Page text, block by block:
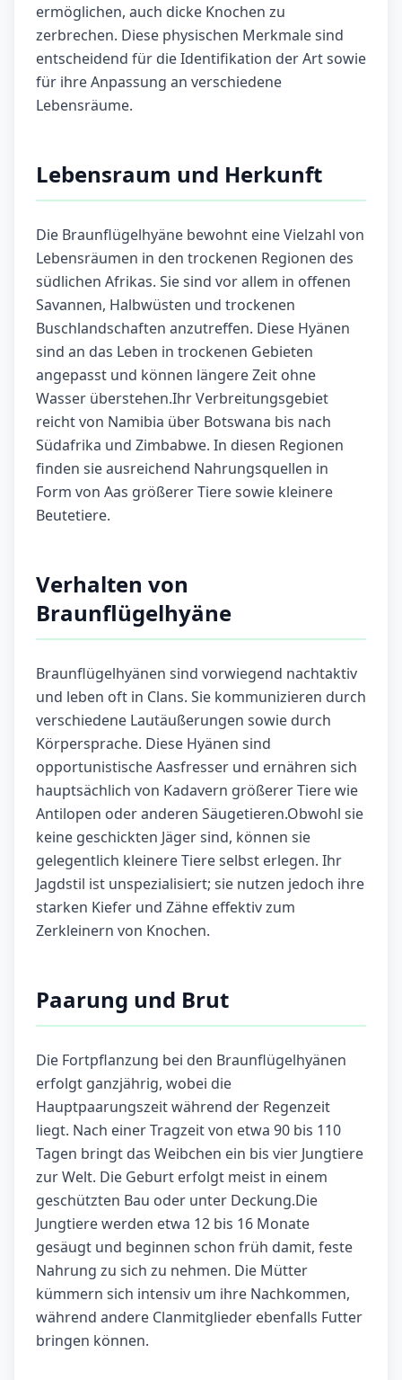
ermöglichen, auch dicke Knochen zu
zerbrechen. Diese physischen Merkmale sind
entscheidend für die Identifikation der Art sowie
für ihre Anpassung an verschiedene
Lebensräume.
Lebensraum und Herkunft
Die Braunflügelhyäne bewohnt eine Vielzahl von
Lebensräumen in den trockenen Regionen des
südlichen Afrikas. Sie sind vor allem in offenen
Savannen, Halbwüsten und trockenen
Buschlandschaften anzutreffen. Diese Hyänen
sind an das Leben in trockenen Gebieten
angepasst und können längere Zeit ohne
Wasser überstehen.Ihr Verbreitungsgebiet
reicht von Namibia über Botswana bis nach
Südafrika und Zimbabwe. In diesen Regionen
finden sie ausreichend Nahrungsquellen in
Form von Aas größerer Tiere sowie kleinere
Beutetiere.
Verhalten von
Braunflügelhyäne
Braunflügelhyänen sind vorwiegend nachtaktiv
und leben oft in Clans. Sie kommunizieren durch
verschiedene Lautäußerungen sowie durch
Körpersprache. Diese Hyänen sind
opportunistische Aasfresser und ernähren sich
hauptsächlich von Kadavern größerer Tiere wie
Antilopen oder anderen Säugetieren.Obwohl sie
keine geschickten Jäger sind, können sie
gelegentlich kleinere Tiere selbst erlegen. Ihr
Jagdstil ist unspezialisiert; sie nutzen jedoch ihre
starken Kiefer und Zähne effektiv zum
Zerkleinern von Knochen.
Paarung und Brut
Die Fortpflanzung bei den Braunflügelhyänen
erfolgt ganzjährig, wobei die
Hauptpaarungszeit während der Regenzeit
liegt. Nach einer Tragzeit von etwa 90 bis 110
Tagen bringt das Weibchen ein bis vier Jungtiere
zur Welt. Die Geburt erfolgt meist in einem
geschützten Bau oder unter Deckung.Die
Jungtiere werden etwa 12 bis 16 Monate
gesäugt und beginnen schon früh damit, feste
Nahrung zu sich zu nehmen. Die Mütter
kümmern sich intensiv um ihre Nachkommen,
während andere Clanmitglieder ebenfalls Futter
bringen können.